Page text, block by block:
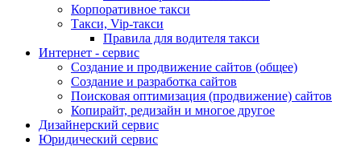
Корпоративное такси
Такси, Vip-такси
Правила для водителя такси
Интернет - сервис
Создание и продвижение сайтов (общее)
Создание и разработка сайтов
Поисковая оптимизация (продвижение) сайтов
Копирайт, редизайн и многое другое
Дизайнерский сервис
Юридический сервис